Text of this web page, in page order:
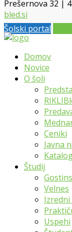
Prešernova 32 |
bled.si
Šolski portal
Domov
Novice
O šoli
Ceniki
Javna
Študij
Velnes
Uspehi